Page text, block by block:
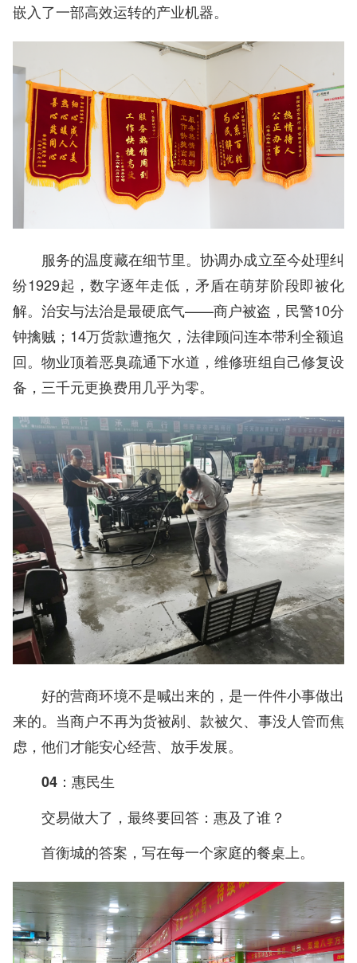
嵌入了一部高效运转的产业机器。
服务的温度藏在细节里。协调办成立至今处理纠
纷1929起，数字逐年走低，矛盾在萌芽阶段即被化
解。治安与法治是最硬底气——商户被盗，民警10分
钟擒贼；14万货款遭拖欠，法律顾问连本带利全额追
回。物业顶着恶臭疏通下水道，维修班组自己修复设
备，三千元更换费用几乎为零。
好的营商环境不是喊出来的，是一件件小事做出
来的。当商户不再为货被剐、款被欠、事没人管而焦
虑，他们才能安心经营、放手发展。
04：惠民生
交易做大了，最终要回答：惠及了谁？
首衡城的答案，写在每一个家庭的餐桌上。